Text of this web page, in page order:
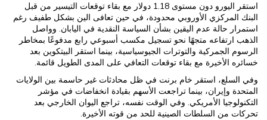
استقر اليورو دون مستوى 1.18 دولار مع بقاء توقعات التيسير من قبل
البنك المركزي الأوروبي محدودة، في حين تعافى الين بشكل طفيف رغم
استمرار حالة عدم اليقين بشأن السياسة النقدية في اليابان. وواصل
الذهب ارتفاعه متجهًا نحو تسجيل مكسب أسبوعي رابع مدفوعًا بمخاطر
الرسوم الجمركية والتوترات الجيوسياسية، بينما استقر البيتكوين بعد
خسائره الأخيرة مع بقاء توقعات التعافي على المدى الطويل قائمة.
وفي السلع، استقر خام برنت في ظل محادثات غير حاسمة بين الولايات
المتحدة وإيران، بينما تراجعت الأسهم بقيادة انخفاضات في مؤشر
التكنولوجيا الأمريكي. وفي الوقت نفسه، تراجع اليوان الخارجي بعد
تحركات من السلطات الصينية للحد من قوته الأخيرة.